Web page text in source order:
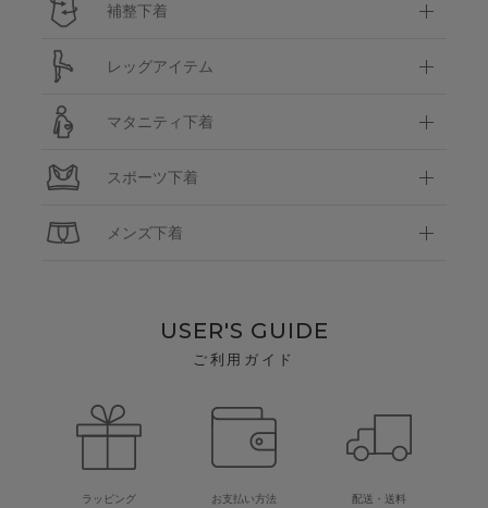
補整下着
レッグアイテム
マタニティ下着
スポーツ下着
メンズ下着
USER'S GUIDE
ご利用ガイド
ラッピング
お支払い方法
配送・送料